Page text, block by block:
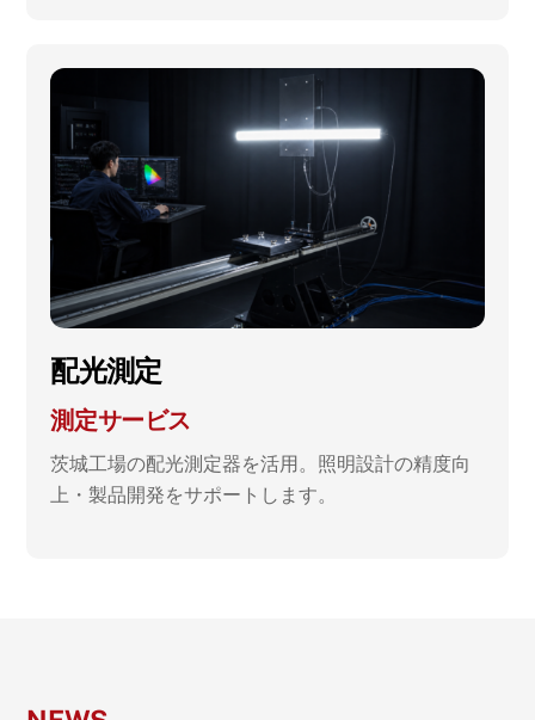
配光測定
測定サービス
茨城工場の配光測定器を活用。照明設計の精度向
上・製品開発をサポートします。